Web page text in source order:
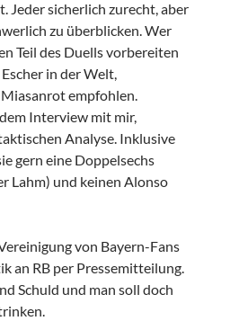
Jeder sicherlich zurecht, aber
zu überblicken. Wer
Teil des Duells vorbereiten
in der Welt,
empfohlen.
Interview mit mir,
Analyse. Inklusive
gern eine Doppelsechs
Lahm) und keinen Alonso
von Bayern-Fans
an RB per Pressemitteilung.
Schuld und man soll doch